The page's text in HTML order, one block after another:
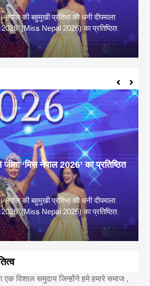
की बहुमुखी प्रतिभा की धनी दीपमाला
(Miss Nepal 2026) का प्रतिष्ठित
‘मिस नेपाल 2026’ का प्रतिष्ठित
की बहुमुखी प्रतिभा की धनी दीपमाला
(Miss Nepal 2026) का प्रतिष्ठित
एक विशाल समुदाय जिन्होंने हमे हमारे समाज ,